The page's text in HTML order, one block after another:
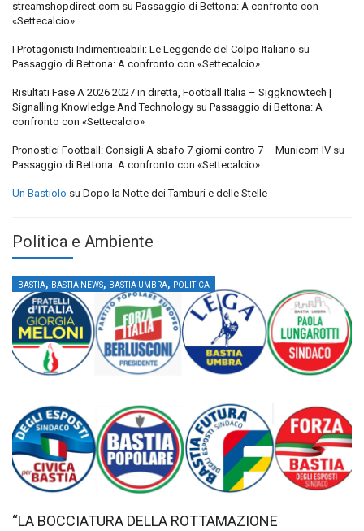
streamshopdirect.com su Passaggio di Bettona: A confronto con
«Settecalcio»
I Protagonisti Indimenticabili: Le Leggende del Colpo Italiano su
Passaggio di Bettona: A confronto con «Settecalcio»
Risultati Fase A 2026 2027 in diretta, Football Italia – Siggknowtech |
Signalling Knowledge And Technology su Passaggio di Bettona: A
confronto con «Settecalcio»
Pronostici Football: Consigli A sbafo 7 giorni contro 7 – Municorn IV su
Passaggio di Bettona: A confronto con «Settecalcio»
Un Bastiolo su Dopo la Notte dei Tamburi e delle Stelle
Politica e Ambiente
BASTIA, BASTIA NEWS, BASTIA UMBRA, POLITICA
“LA BOCCIATURA DELLA ROTTAMAZIONE